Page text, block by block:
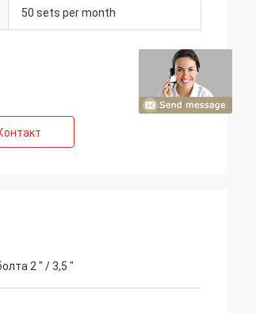
50 sets per month
2 " / 3,5 "